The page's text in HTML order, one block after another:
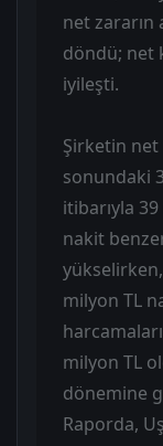
net zararın
döndü; net
iyileşti.
Şirketin net
sonundaki
itibarıyla
nakit
milyon TL
milyon TL
dönemine
Raporda,